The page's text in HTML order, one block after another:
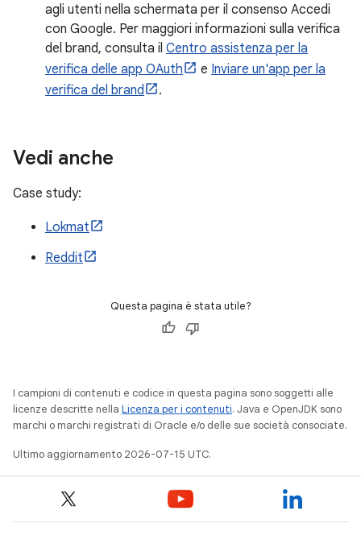
agli utenti nella schermata per il consenso Accedi
con Google. Per maggiori informazioni sulla verifica
del brand, consulta il Centro assistenza per la
verifica delle app OAuth
e Inviare un'app per la
verifica del brand
.
Vedi anche
Case study:
Lokmat
Reddit
Questa pagina è stata utile?
I campioni di contenuti e codice in questa pagina sono soggetti alle
licenze descritte nella Licenza per i contenuti. Java e OpenJDK sono
marchi o marchi registrati di Oracle e/o delle sue società consociate.
Ultimo aggiornamento 2026-07-15 UTC.